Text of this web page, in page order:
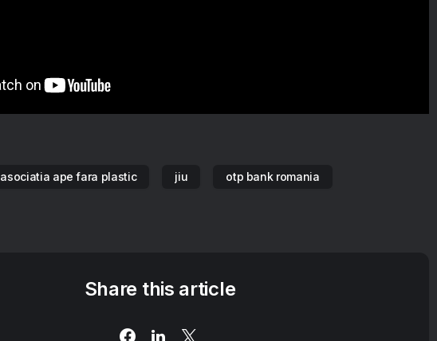
asociatia ape fara plastic jiu otp bank romania
Share this article